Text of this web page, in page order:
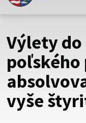
Toto je oficiálna
psk.sk.
Táto stránka je
Buďte pozorní a vždy
cez zabezpečenú
vždy začína https://
Výlety
vyše